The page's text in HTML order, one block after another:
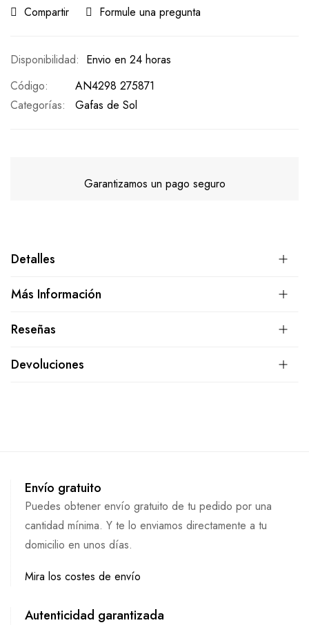
Compartir Formule una pregunta
Envio en 24 horas
Código
AN4298 275871
Categorías:
Gafas de Sol
Garantizamos un pago seguro
Detalles
Más Información
Reseñas
Devoluciones
Envío gratuito
Puedes obtener envío gratuito de tu pedido por una
cantidad mínima. Y te lo enviamos directamente a tu
domicilio en unos días.
Mira los costes de envío
Autenticidad garantizada